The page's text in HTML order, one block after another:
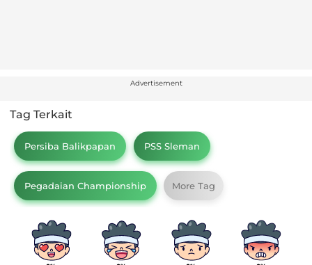
Advertisement
Tag Terkait
Persiba Balikpapan PSS Sleman
Pegadaian Championship More Tag